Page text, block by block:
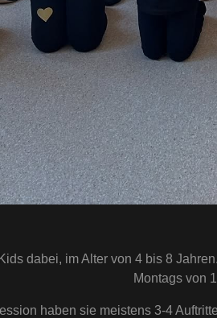
dabei, im Alter von 4 bis 8
Montags von
haben sie meistens 3-4